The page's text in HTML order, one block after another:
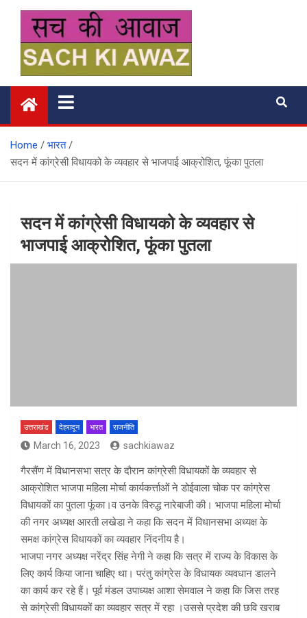
content
सच की आवाज
Home
भारत
सदन में कांग्रेसी विधायको के व्यवहार से भाजपाई आक्रोशित, फूंका पुतला
सदन में कांग्रेसी विधायको के व्यवहार से
भाजपाई आक्रोशित, फूंका पुतला
उत्तराखंड देहरादून भारत राजनीति
March 16, 2023 sachkiawaz
गैरसैंण में विधानसभा सत्र के दौरान कांग्रेसी विधायकों के व्यवहार से
आक्रोशित भाजपा महिला मोर्चा कार्यकर्त्ताओं ने डोईवाला चोक पर कांग्रेस
विधायकों का पुतला फूंका।व उनके विरुद्ध नारेबाजी की। भाजपा महिला मोर्चा
की नगर अध्यक्ष आरती लखेडा ने कहा कि सदन में विधानसभा अध्यक्ष के
समक्ष कांग्रेस विधायकों का व्यवहार निंदनीय है।
भाजपा नगर अध्यक्ष नरेंद्र सिंह नेगी ने कहा कि सत्र में राज्य के विकास के
लिए कार्य किया जाना चाहिए था। परंतु कांग्रेस के विधायक व्यवधान डालने
का कार्य कर रहे हैं। पूर्व मंडल उपाध्यक्ष आशा सेमवाल ने कहा कि जिस तरह
से कांग्रेसी विधायकों का व्यवहार सत्र में रहा ।उससे प्रदेश की छवि खराब